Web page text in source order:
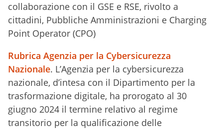
collaborazione con il GSE e RSE, rivolto a
cittadini, Pubbliche Amministrazioni e Charging
Point Operator (CPO)
Rubrica Agenzia per la Cybersicurezza
Nazionale. L’Agenzia per la cybersicurezza
nazionale, d’intesa con il Dipartimento per la
trasformazione digitale, ha prorogato al 30
giugno 2024 il termine relativo al regime
transitorio per la qualificazione delle